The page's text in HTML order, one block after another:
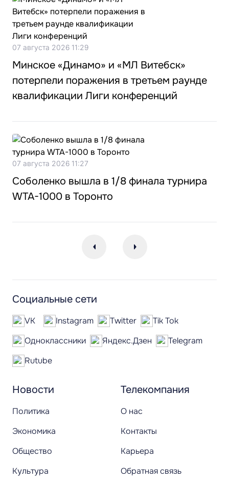
07 августа 2026 11:29
Минское «Динамо» и «МЛ Витебск»
потерпели поражения в третьем раунде
квалификации Лиги конференций
07 августа 2026 11:27
Соболенко вышла в 1/8 финала турнира
WTA-1000 в Торонто
Новости
Политика
Экономика
Общество
Культура
Телекомпания
О нас
Контакты
Карьера
Обратная связь
Социальные сети
VK Instagram Twitter
Tik Tok
Одноклассники
Яндекс.Дзен
Telegram
Rutube